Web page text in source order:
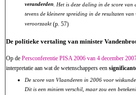
veranderden. Het is deze daling in de score van
tevens de kleinere spreiding in de resultaten
veroorzaakt(p. 57)
De politieke vertaling van minister
Op de Persconferentie PISA 2006 van 4 december
interpretatie aan wat de wetenschappers een
De score van Vlaanderen in 2006 voor
Dit is een miniem verschil, maar zou een